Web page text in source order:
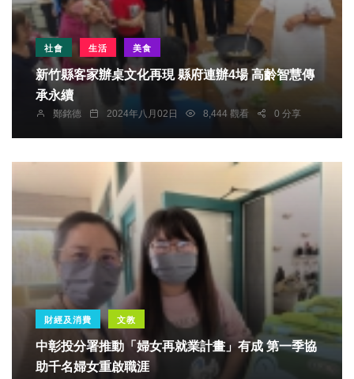
社會 生活 美食
新竹縣客家辦桌文化再現 縣府連辦4場 高齡智慧傳
承永續
鄭銘德 2024年八月02日 8,444 觀看 0 分享
財經及消費 文教
中彰投分署推動「婦女再就業計畫」有成 第一季協
助千名婦女重啟職涯